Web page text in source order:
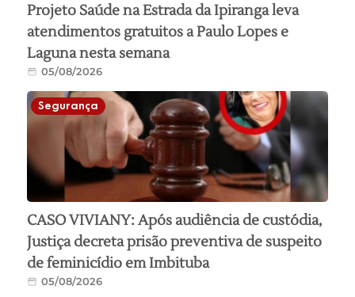
Projeto Saúde na Estrada da Ipiranga leva
atendimentos gratuitos a Paulo Lopes e
Laguna nesta semana
05/08/2026
Segurança
CASO VIVIANY: Após audiência de custódia,
Justiça decreta prisão preventiva de suspeito
de feminicídio em Imbituba
05/08/2026